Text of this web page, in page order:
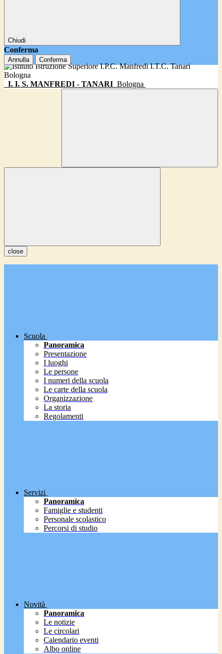
Chiudi
Conferma
Annulla Conferma
I. I. S. MANFREDI - TANARI Bologna
close
Scuola
Panoramica
Presentazione
I luoghi
Le persone
I numeri della scuola
Le carte della scuola
Organizzazione
La storia
Regolamenti
Servizi
Panoramica
Famiglie e studenti
Personale scolastico
Percorsi di studio
Novità
Panoramica
Le notizie
Le circolari
Calendario eventi
Albo online